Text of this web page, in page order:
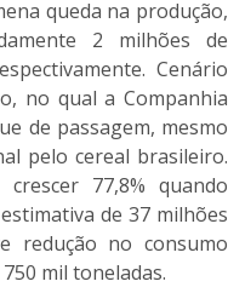
queda na produção,
2 milhões de
Cenário
no qual a Companhia
de passagem, mesmo
pelo cereal brasileiro.
77,8% quando
de 37 milhões
redução no consumo
mil toneladas.